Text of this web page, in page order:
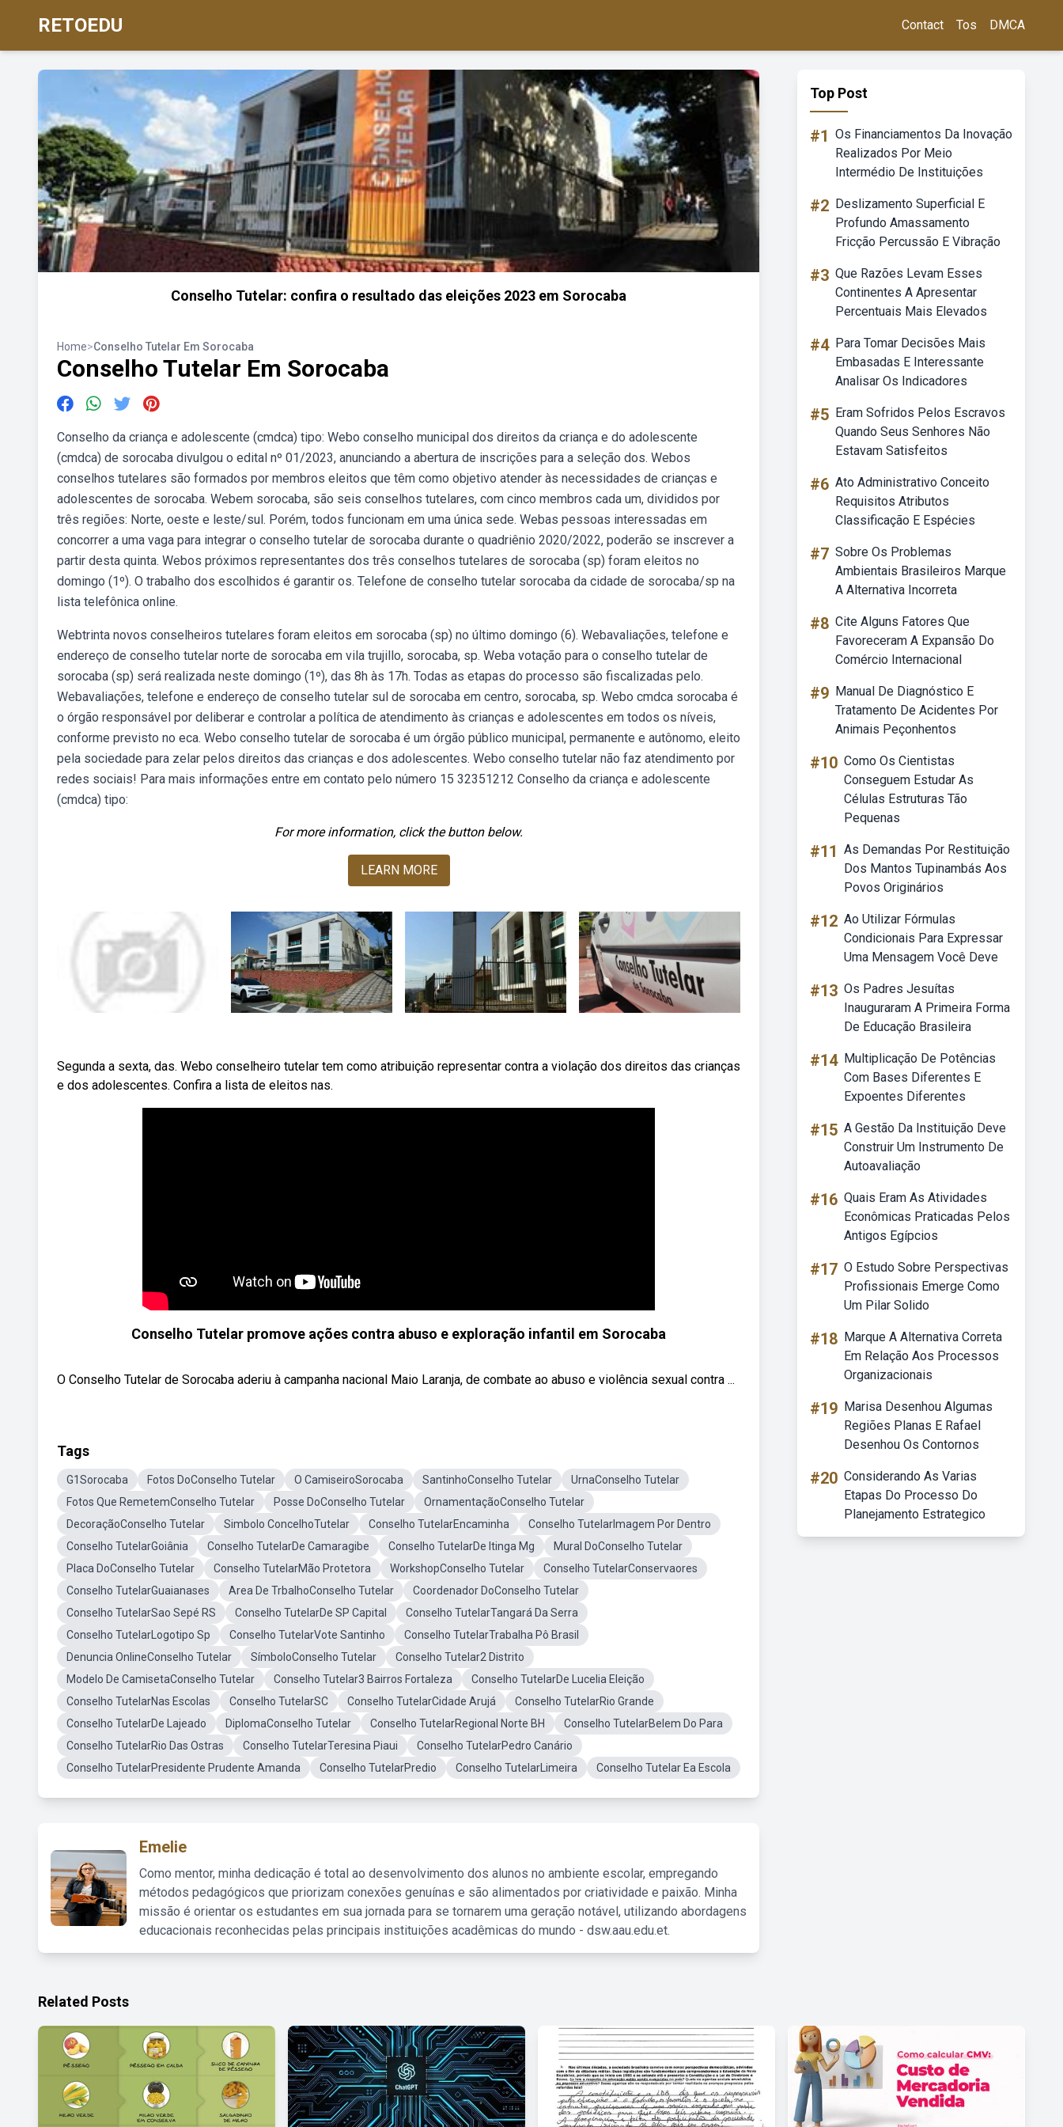
RETOEDU Contact Tos DMCA
Conselho Tutelar: confira o resultado das eleições 2023 em Sorocaba
Home>Conselho Tutelar Em Sorocaba
Conselho Tutelar Em Sorocaba
Conselho da criança e adolescente (cmdca) tipo: Webo conselho municipal dos direitos da criança e do adolescente
(cmdca) de sorocaba divulgou o edital nº 01/2023, anunciando a abertura de inscrições para a seleção dos. Webos
conselhos tutelares são formados por membros eleitos que têm como objetivo atender às necessidades de crianças e
adolescentes de sorocaba. Webem sorocaba, são seis conselhos tutelares, com cinco membros cada um, divididos por
três regiões: Norte, oeste e leste/sul. Porém, todos funcionam em uma única sede. Webas pessoas interessadas em
concorrer a uma vaga para integrar o conselho tutelar de sorocaba durante o quadriênio 2020/2022, poderão se inscrever a
partir desta quinta. Webos próximos representantes dos três conselhos tutelares de sorocaba (sp) foram eleitos no
domingo (1º). O trabalho dos escolhidos é garantir os. Telefone de conselho tutelar sorocaba da cidade de sorocaba/sp na
lista telefônica online.
Webtrinta novos conselheiros tutelares foram eleitos em sorocaba (sp) no último domingo (6). Webavaliações, telefone e
endereço de conselho tutelar norte de sorocaba em vila trujillo, sorocaba, sp. Weba votação para o conselho tutelar de
sorocaba (sp) será realizada neste domingo (1º), das 8h às 17h. Todas as etapas do processo são fiscalizadas pelo.
Webavaliações, telefone e endereço de conselho tutelar sul de sorocaba em centro, sorocaba, sp. Webo cmdca sorocaba é
o órgão responsável por deliberar e controlar a política de atendimento às crianças e adolescentes em todos os níveis,
conforme previsto no eca. Webo conselho tutelar de sorocaba é um órgão público municipal, permanente e autônomo, eleito
pela sociedade para zelar pelos direitos das crianças e dos adolescentes. Webo conselho tutelar não faz atendimento por
redes sociais! Para mais informações entre em contato pelo número 15 32351212 Conselho da criança e adolescente
(cmdca) tipo:
For more information, click the button below.
LEARN MORE
Segunda a sexta, das. Webo conselheiro tutelar tem como atribuição representar contra a violação dos direitos das crianças
e dos adolescentes. Confira a lista de eleitos nas.
Conselho Tutelar promove ações contra abuso e exploração infantil em Sorocaba
O Conselho Tutelar de Sorocaba aderiu à campanha nacional Maio Laranja, de combate ao abuso e violência sexual contra ...
Tags
G1Sorocaba Fotos DoConselho Tutelar O CamiseiroSorocaba SantinhoConselho Tutelar
UrnaConselho Tutelar
Fotos Que RemetemConselho Tutelar
Posse DoConselho Tutelar
OrnamentaçãoConselho Tutelar
DecoraçãoConselho Tutelar
Simbolo ConcelhoTutelar Conselho TutelarEncaminha
Conselho TutelarImagem Por Dentro
Conselho TutelarGoiânia
Conselho TutelarDe Camaragibe Conselho TutelarDe Itinga Mg
Mural DoConselho Tutelar
Placa DoConselho Tutelar
Conselho TutelarMão Protetora WorkshopConselho Tutelar
Conselho TutelarConservaores
Conselho TutelarGuaianases
Area De TrbalhoConselho Tutelar
Coordenador DoConselho Tutelar
Conselho TutelarSao Sepé RS
Conselho TutelarDe SP Capital
Conselho TutelarTangará Da Serra
Conselho TutelarLogotipo Sp
Conselho TutelarVote Santinho
Conselho TutelarTrabalha Pô Brasil
Denuncia OnlineConselho Tutelar
SímboloConselho Tutelar
Conselho Tutelar2 Distrito
Modelo De CamisetaConselho Tutelar
Conselho Tutelar3 Bairros Fortaleza
Conselho TutelarDe Lucelia Eleição
Conselho TutelarNas Escolas
Conselho TutelarSC Conselho TutelarCidade Arujá
Conselho TutelarRio Grande
Conselho TutelarDe Lajeado
DiplomaConselho Tutelar Conselho TutelarRegional Norte BH
Conselho TutelarBelem Do Para
Conselho TutelarRio Das Ostras
Conselho TutelarTeresina Piaui
Conselho TutelarPedro Canário
Conselho TutelarPresidente Prudente Amanda
Conselho TutelarPredio Conselho TutelarLimeira Conselho Tutelar Ea Escola
Emelie
Como mentor, minha dedicação é total ao desenvolvimento dos alunos no ambiente escolar, empregando
métodos pedagógicos que priorizam conexões genuínas e são alimentados por criatividade e paixão. Minha
missão é orientar os estudantes em sua jornada para se tornarem uma geração notável, utilizando abordagens
educacionais reconhecidas pelas principais instituições acadêmicas do mundo - dsw.aau.edu.et.
Top Post
#1 Os Financiamentos Da Inovação
Realizados Por Meio
Intermédio De Instituições
#2 Deslizamento Superficial E
Profundo Amassamento
Fricção Percussão E Vibração
#3 Que Razões Levam Esses
Continentes A Apresentar
Percentuais Mais Elevados
#4 Para Tomar Decisões Mais
Embasadas E Interessante
Analisar Os Indicadores
#5 Eram Sofridos Pelos Escravos
Quando Seus Senhores Não
Estavam Satisfeitos
#6 Ato Administrativo Conceito
Requisitos Atributos
Classificação E Espécies
#7 Sobre Os Problemas
Ambientais Brasileiros Marque
A Alternativa Incorreta
#8 Cite Alguns Fatores Que
Favoreceram A Expansão Do
Comércio Internacional
#9 Manual De Diagnóstico E
Tratamento De Acidentes Por
Animais Peçonhentos
#10 Como Os Cientistas
Conseguem Estudar As
Células Estruturas Tão
Pequenas
#11 As Demandas Por Restituição
Dos Mantos Tupinambás Aos
Povos Originários
#12 Ao Utilizar Fórmulas
Condicionais Para Expressar
Uma Mensagem Você Deve
#13 Os Padres Jesuítas
Inauguraram A Primeira Forma
De Educação Brasileira
#14 Multiplicação De Potências
Com Bases Diferentes E
Expoentes Diferentes
#15 A Gestão Da Instituição Deve
Construir Um Instrumento De
Autoavaliação
#16 Quais Eram As Atividades
Econômicas Praticadas Pelos
Antigos Egípcios
#17 O Estudo Sobre Perspectivas
Profissionais Emerge Como
Um Pilar Solido
#18 Marque A Alternativa Correta
Em Relação Aos Processos
Organizacionais
#19 Marisa Desenhou Algumas
Regiões Planas E Rafael
Desenhou Os Contornos
#20 Considerando As Varias
Etapas Do Processo Do
Planejamento Estrategico
Related Posts